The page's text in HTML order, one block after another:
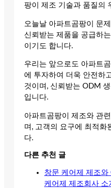
팡이 제조 기술과 품질의
오늘날 아파트곰팡이 문
신뢰받는 제품을 공급하
이기도 합니다.
우리는 앞으로도 아파트
에 투자하여 더욱 안전하
것이며, 신뢰받는 ODM
입니다.
아파트곰팡이 제조와 관
며, 고객의 요구에 최적화
다.
다른 추천 글
창문 케어제 제조
케어제 제조회사 소